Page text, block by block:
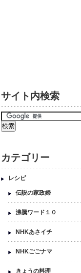
サイト内検索
カテゴリー
レシピ
伝説の家政婦
沸騰ワード１０
NHKあさイチ
NHKごごナマ
きょうの料理